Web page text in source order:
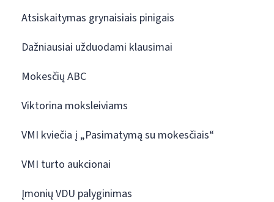
Atsiskaitymas grynaisiais pinigais
Dažniausiai užduodami klausimai
Mokesčių ABC
Viktorina moksleiviams
VMI kviečia į „Pasimatymą su mokesčiais“
VMI turto aukcionai
Įmonių VDU palyginimas